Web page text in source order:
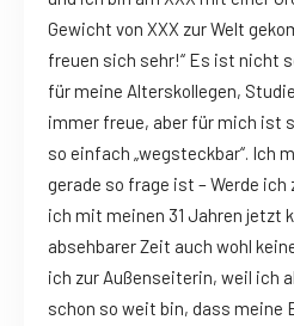
Gewicht von XXX zur Welt
freuen sich sehr!“ Es ist nicht
für meine Alterskollegen,
immer freue, aber für mich ist
so einfach „wegsteckbar“. Ich
gerade so frage ist – Werde
ich mit meinen 31 Jahren jetzt
absehbarer Zeit auch wohl
ich zur Außenseiterin, weil ich
schon so weit bin, dass meine